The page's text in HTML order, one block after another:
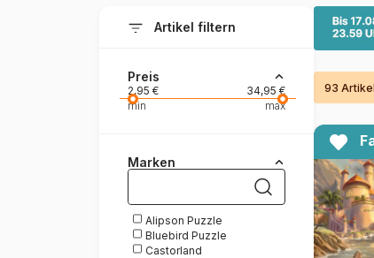
Zubehör
Malen nach Zahlen 93
Artikel filtern
Preis
2,95 €
34,95 €
min
max
Marken
Alipson Puzzle
Bluebird Puzzle
Castorland